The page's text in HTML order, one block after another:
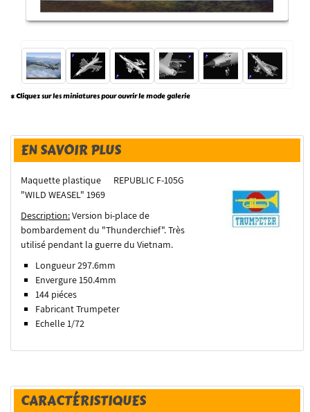
* Cliquez sur les miniatures pour ouvrir le mode galerie
EN SAVOIR PLUS
Maquette plastique REPUBLIC F-105G
"WILD WEASEL" 1969
Description:Version bi-place de
bombardement du "Thunderchief". Très
utilisé pendant la guerre du Vietnam.
Longueur 297.6mm
Envergure 150.4mm
144 piéces
Fabricant Trumpeter
Echelle 1/72
CARACTÉRISTIQUES